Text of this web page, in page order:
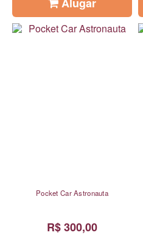
Pocket Car Astronauta
R$ 300,00